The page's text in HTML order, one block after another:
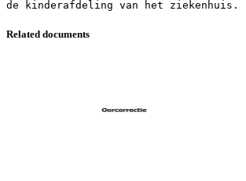
Related documents